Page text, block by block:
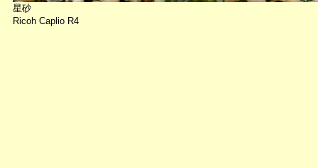
星砂
Ricoh Caplio R4